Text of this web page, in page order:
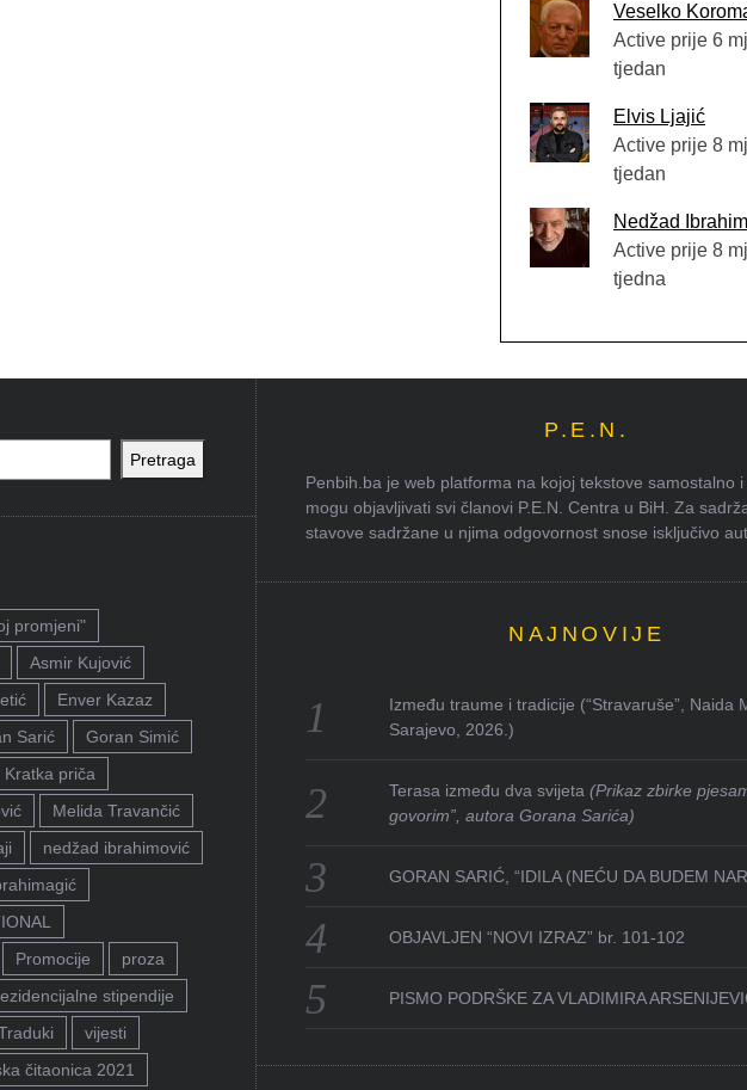
Veselko
Active prije 6
tjedan
Elvis Ljajić
Active prije 8
tjedan
Nedžad
Active prije 8
tjedna
Pretraga
promjeni"
Asmir Kujović
Enver Kazaz
Sarić
Goran Simić
Kratka priča
Melida Travančić
nedžad ibrahimović
Promocije
proza
stipendije
vijesti
čitaonica 2021
P.E.N.
Penbih.ba je web platforma na kojoj tekstove samostalno
mogu objavljivati svi članovi P.E.N. Centra u BiH. Za
stavove sadržane u njima odgovornost snose isključivo
NAJNOVIJE
Između traume i tradicije (“Stravaruše”, Naida
Sarajevo, 2026.)
Terasa između dva svijeta(Prikaz zbirke
govorim”, autora Gorana Sarića)
GORAN SARIĆ, “IDILA (NEĆU DA BUDEM
OBJAVLJEN “NOVI IZRAZ” br. 101-102
PISMO PODRŠKE ZA VLADIMIRA